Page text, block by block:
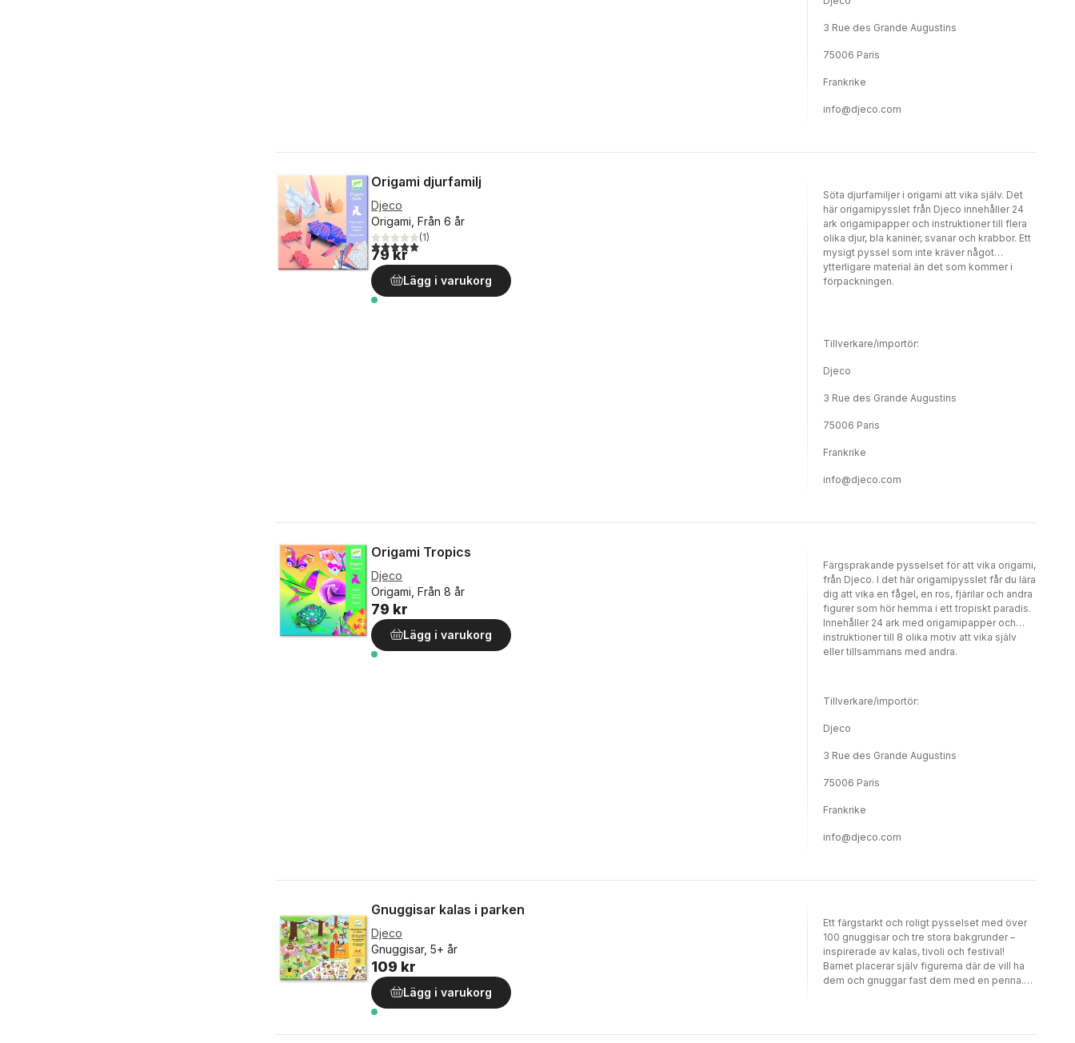
3 Rue des Grande Augustins
75006 Paris
Frankrike
info@djeco.com
Origami djurfamilj
Djeco
Origami, Från 6 år
5,0utav 5 stjärnor. Totalt antal röster:
(1)
79 kr
Lägg i varukorg
Söta djurfamiljer i origami att vika själv. Det
här origamipysslet från Djeco innehåller 24
ark origamipapper och instruktioner till flera
olika djur, bla kaniner, svanar och krabbor. Ett
mysigt pyssel som inte kräver något
ytterligare material än det som kommer i
förpackningen.
Tillverkare/importör:
Djeco
3 Rue des Grande Augustins
75006 Paris
Frankrike
info@djeco.com
Origami Tropics
Djeco
Origami, Från 8 år
79 kr
Lägg i varukorg
Färgsprakande pysselset för att vika origami,
från Djeco. I det här origamipysslet får du lära
dig att vika en fågel, en ros, fjärilar och andra
figurer som hör hemma i ett tropiskt paradis.
Innehåller 24 ark med origamipapper och
instruktioner till 8 olika motiv att vika själv
eller tillsammans med andra.
Tillverkare/importör:
Djeco
3 Rue des Grande Augustins
75006 Paris
Frankrike
info@djeco.com
Gnuggisar kalas i parken
Djeco
Gnuggisar, 5+ år
109 kr
Lägg i varukorg
Ett färgstarkt och roligt pysselset med över
100 gnuggisar och tre stora bakgrunder –
inspirerade av kalas, tivoli och festival!
Barnet placerar själv figurerna där de vill ha
dem och gnuggar fast dem med en penna.
lekfull skaparglädje!Innehåller: 3 tryckta